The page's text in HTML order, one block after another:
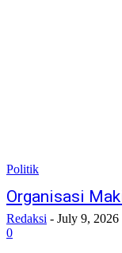
Politik
Organisasi
Redaksi - July 9, 2026
0